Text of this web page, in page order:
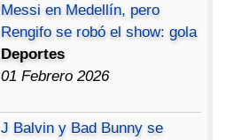
Messi en Medellín, pero
Rengifo se robó el show: gola
Deportes
01 Febrero 2026
J Balvin y Bad Bunny se